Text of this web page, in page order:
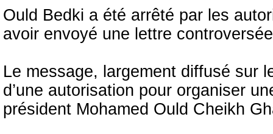
Ould Bedki a été arrêté par les
avoir envoyé une lettre
Le message, largement diffusé sur
d’une autorisation pour organiser
président Mohamed Ould Cheikh